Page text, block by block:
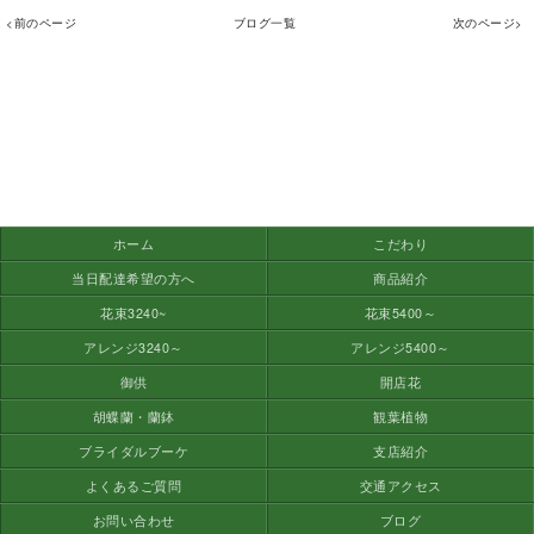
<前のページ ブログ一覧 次のページ>
ホーム
こだわり
当日配達希望の方へ
商品紹介
花束3240~
花束5400～
アレンジ3240～
アレンジ5400～
御供
開店花
胡蝶蘭・蘭鉢
観葉植物
ブライダルブーケ
支店紹介
よくあるご質問
交通アクセス
お問い合わせ
ブログ